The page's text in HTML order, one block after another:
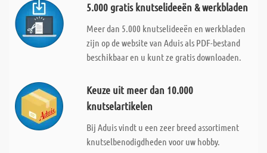
5.000 gratis knutselideeën & werkbladen
Meer dan 5.000 knutselideeën en werkbladen
zijn op de website van Aduis als PDF-bestand
beschikbaar en u kunt ze gratis downloaden.
Keuze uit meer dan 10.000
knutselartikelen
Bij Aduis vindt u een zeer breed assortiment
knutselbenodigdheden voor uw hobby.